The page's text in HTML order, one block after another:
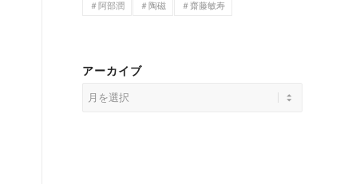
＃阿部潤
＃陶磁 ＃齋藤敏寿
アーカイブ